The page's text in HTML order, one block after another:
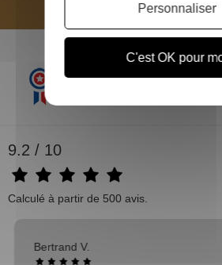
Inscrivez-vous et recevez
9.2 / 10
Calculé à partir de 500 avis.
Bertrand V.
C'est OK pour
Personnaliser